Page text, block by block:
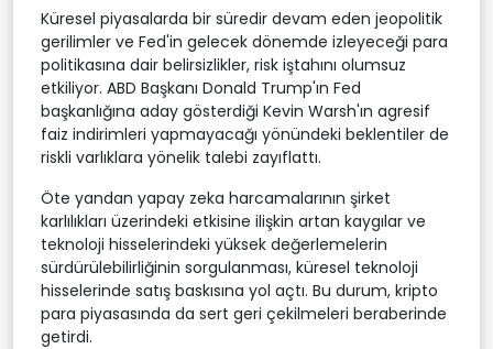
Küresel piyasalarda bir süredir devam eden jeopolitik
gerilimler ve Fed'in gelecek dönemde izleyeceği para
politikasına dair belirsizlikler, risk iştahını olumsuz
etkiliyor. ABD Başkanı Donald Trump'ın Fed
başkanlığına aday gösterdiği Kevin Warsh'ın agresif
faiz indirimleri yapmayacağı yönündeki beklentiler de
riskli varlıklara yönelik talebi zayıflattı.
Öte yandan yapay zeka harcamalarının şirket
karlılıkları üzerindeki etkisine ilişkin artan kaygılar ve
teknoloji hisselerindeki yüksek değerlemelerin
sürdürülebilirliğinin sorgulanması, küresel teknoloji
hisselerinde satış baskısına yol açtı. Bu durum, kripto
para piyasasında da sert geri çekilmeleri beraberinde
getirdi.